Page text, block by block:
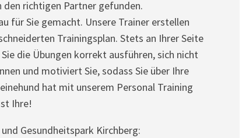
den richtigen Partner gefunden.
für Sie gemacht. Unsere Trainer erstellen
Trainingsplan. Stets an Ihrer Seite
die Übungen korrekt ausführen, sich nicht
und motiviert Sie, sodass Sie über Ihre
hat mit unserem Personal Training
Ihre!
Gesundheitspark Kirchberg: